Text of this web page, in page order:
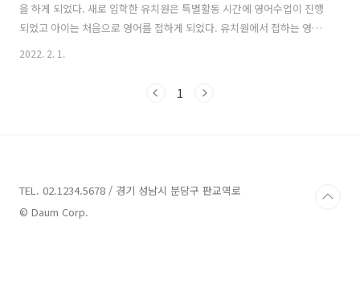
을 하게 되었다. 새로 입학한 유치원은 특별활동 시간에 영어수업이 진행
되었고 아이는 처음으로 영어를 접하게 되었다. 유치원에서 접하는 영어
수업 만으로도 재미있어하고 잘 따라가는 것 같았고, '이렇게 조금씩 하
다. 그러나 7세 코로나19로 유치원 생활 1년 만에 가정 학습을 시작하게
2022. 2. 1.
1
TEL. 02.1234.5678 / 경기 성남시 분당구 판교역로
© Daum Corp.